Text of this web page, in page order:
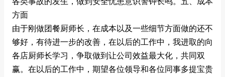
方面
由于刚做团餐厨师长，在成本以及一些细节方面做的还不
够好，有待进一步的改善，在以后的工作中，我进取的向
各店厨师长学习，争取做到让公司效益最大化，共同双
赢。在以后的工作中，期望各位领导和各位同事多提宝贵